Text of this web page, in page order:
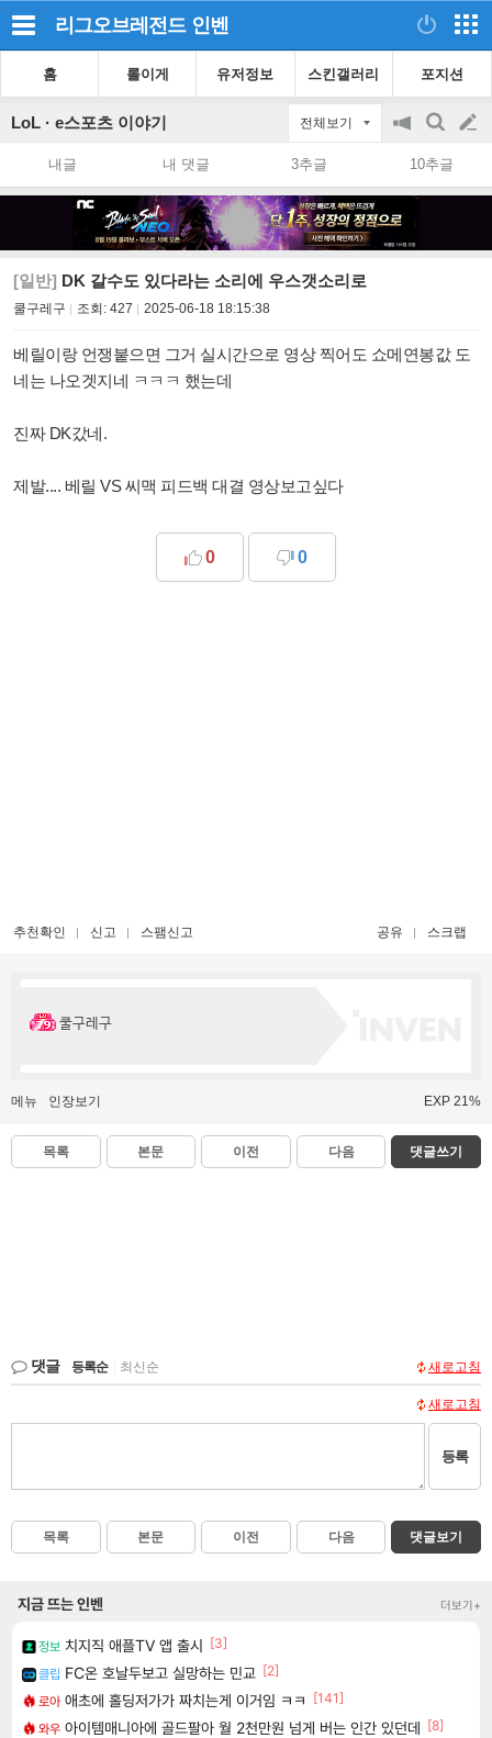
리그오브레전드 인벤
홈 롤이게 유저정보 스킨갤러리 포지션
LoL · e스포츠 이야기 전체보기
공
지
on/off
검
색
글
쓰
내글 내 댓글 3추글 10추글
[일반] DK 갈수도 있다라는 소리에 우스갯소리로
쿨구레구 조회: 427 2025-06-18 18:15:38
베릴이랑 언쟁붙으면 그거 실시간으로 영상 찍어도 쇼메연봉값 도
네는 나오겟지네 ㅋㅋㅋ 했는데
진짜 DK갔네.
제발.... 베릴 VS 씨맥 피드백 대결 영상보고싶다
0 0
추천확인 신고 스팸신고 공유 스크랩
쿨구레구
메뉴 인장보기 EXP 21%
목록 본문 이전 다음 댓글쓰기
댓글 등록순 최신순 새로고침
새로고침
등록
목록 본문 이전 다음 댓글보기
지금 뜨는 인벤 더보기+
정보 치지직 애플TV 앱 출시 [3]
클립 FC온 호날두보고 실망하는 민교 [2]
로아 애초에 홀딩저가가 짜치는게 이거임 ㅋㅋ
[141]
와우 아이템매니아에 골드팔아 월 2천만원 넘게 버는 인간 있던데 [8]